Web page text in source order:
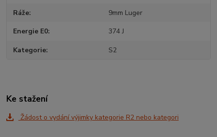
Ráže 9mm Luger
Energie E0 374 J
Kategorie S2
Ke stažení
Žádost o vydání výjimky kategorie R2 nebo kategori